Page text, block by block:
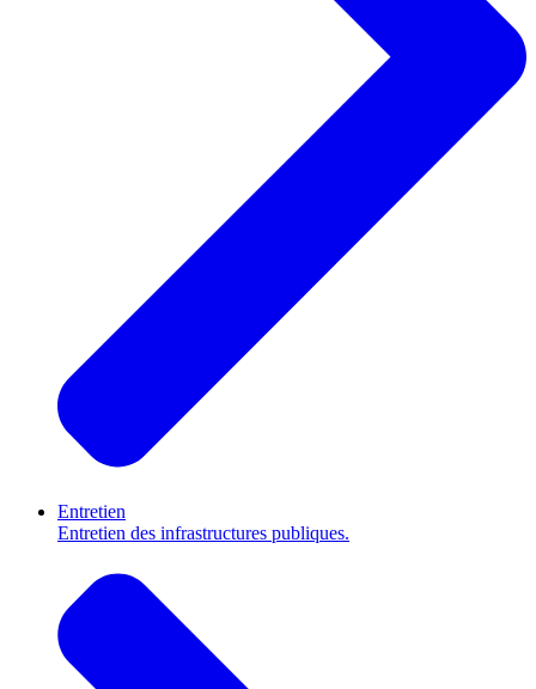
Entretien
Entretien des infrastructures publiques.